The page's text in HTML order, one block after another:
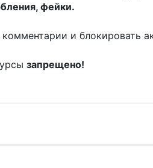
фейки.
и блокировать
запрещено!